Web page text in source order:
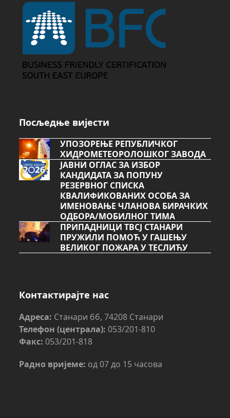
Посљедње вијести
УПОЗОРЕЊЕ РЕПУБЛИЧКОГ
ХИДРОМЕТЕОРОЛОШКОГ ЗАВОДА
ЈАВНИ ОГЛАС ЗА ИЗБОР
КАНДИДАТА ЗА ПОПУНУ
РЕЗЕРВНОГ СПИСКА
КВАЛИФИКОВАНИХ ОСОБА ЗА
ИМЕНОВАЊЕ ЧЛАНОВА БИРАЧКИХ
ОДБОРА/МОБИЛНОГ ТИМА
ПРИПАДНИЦИ ТВСЈ СТАНАРИ
ПРУЖИЛИ ПОМОЋ У ГАШЕЊУ
ВЕЛИКОГ ПОЖАРА У ТЕСЛИЋУ
Контактирајте нас
Адреса: Станари бб, 74208 Станари
Телефон (централа): 053/201-810
Факс: 053/201-818
Радно вријеме: од 07 до 15 часова